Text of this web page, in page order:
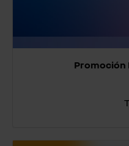
Promoción